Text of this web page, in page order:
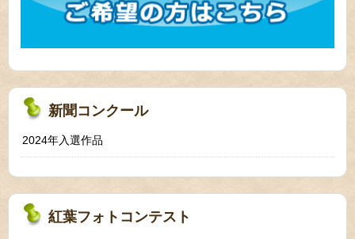
新聞コンクール
2024年入選作品
紅葉フォトコンテスト